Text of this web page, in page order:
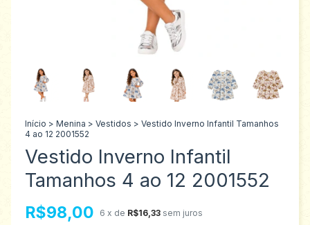
Início > Menina > Vestidos > Vestido Inverno Infantil Tamanhos
4 ao 12 2001552
Vestido Inverno Infantil
Tamanhos 4 ao 12 2001552
R$98,00 6 x de R$16,33 sem juros